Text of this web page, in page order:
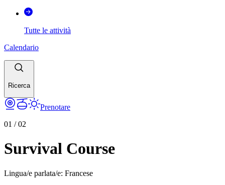
Tutte le attività
Calendario
Ricerca
Prenotare
01 /02
Survival Course
Lingua/e parlata/e: Francese